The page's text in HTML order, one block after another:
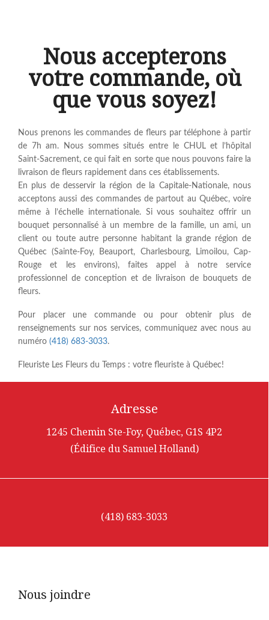
Nous accepterons
votre commande, où
que vous soyez!
Nous prenons les commandes de fleurs par téléphone à partir
de 7h am. Nous sommes situés entre le CHUL et l’hôpital
Saint-Sacrement, ce qui fait en sorte que nous pouvons faire la
livraison de fleurs rapidement dans ces établissements.
En plus de desservir la région de la Capitale-Nationale, nous
acceptons aussi des commandes de partout au Québec, voire
même à l’échelle internationale. Si vous souhaitez offrir un
bouquet personnalisé à un membre de la famille, un ami, un
client ou toute autre personne habitant la grande région de
Québec (Sainte-Foy, Beauport, Charlesbourg, Limoilou, Cap-
Rouge et les environs), faites appel à notre service
professionnel de conception et de livraison de bouquets de
fleurs.
Pour placer une commande ou pour obtenir plus de
renseignements sur nos services, communiquez avec nous au
numéro (418) 683-3033.
Fleuriste Les Fleurs du Temps : votre fleuriste à Québec!
Adresse
1245 Chemin Ste-Foy, Québec, G1S 4P2
(Édifice du Samuel Holland)
(418) 683-3033
Nous joindre